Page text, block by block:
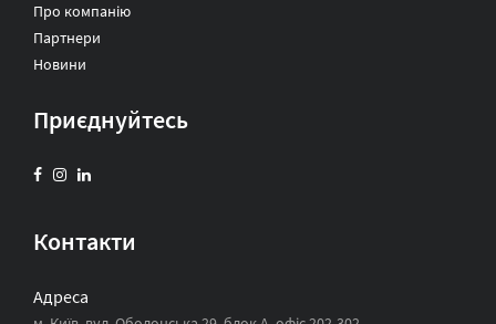
Про компанію
Партнери
Новини
Приєднуйтесь
Контакти
Адреса